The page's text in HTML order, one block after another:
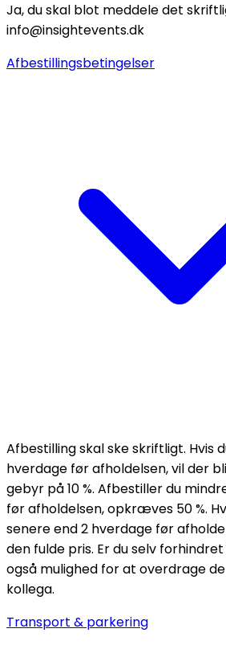
Ja, du skal blot meddele det
info@insightevents.dk
Afbestillingsbetingelser
Afbestilling skal ske skriftligt. Hvis
hverdage før afholdelsen, vil der
gebyr på 10 %. Afbestiller du
før afholdelsen, opkræves 50 %.
senere end 2 hverdage før
den fulde pris. Er du selv
også mulighed for at overdrage
kollega.
Transport & parkering